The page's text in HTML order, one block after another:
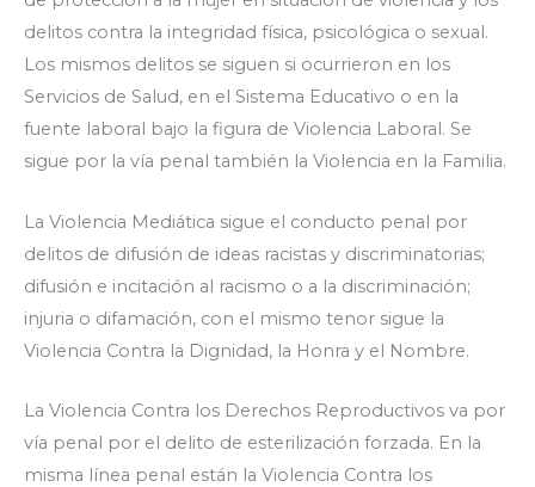
delitos contra la integridad física, psicológica o sexual.
Los mismos delitos se siguen si ocurrieron en los
Servicios de Salud, en el Sistema Educativo o en la
fuente laboral bajo la figura de Violencia Laboral. Se
sigue por la vía penal también la Violencia en la Familia.
La Violencia Mediática sigue el conducto penal por
delitos de difusión de ideas racistas y discriminatorias;
difusión e incitación al racismo o a la discriminación;
injuria o difamación, con el mismo tenor sigue la
Violencia Contra la Dignidad, la Honra y el Nombre.
La Violencia Contra los Derechos Reproductivos va por
vía penal por el delito de esterilización forzada. En la
misma línea penal están la Violencia Contra los